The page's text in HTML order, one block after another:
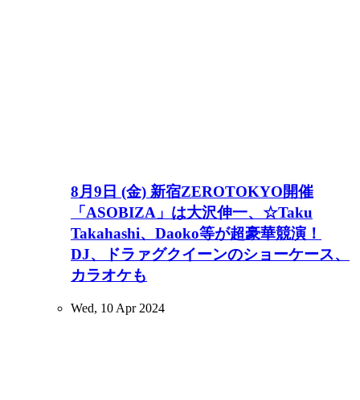
8月9日 (金) 新宿ZEROTOKYO開催
「ASOBIZA」は大沢伸一、☆Taku
Takahashi、Daoko等が超豪華競演！
DJ、ドラァグクイーンのショーケース、
カラオケも
Wed, 10 Apr 2024